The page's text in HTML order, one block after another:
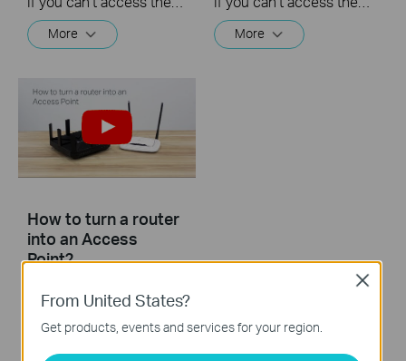
More More
How to turn a router
into an Access
Point?
From United States?
Get products, events and services for your region.
Close